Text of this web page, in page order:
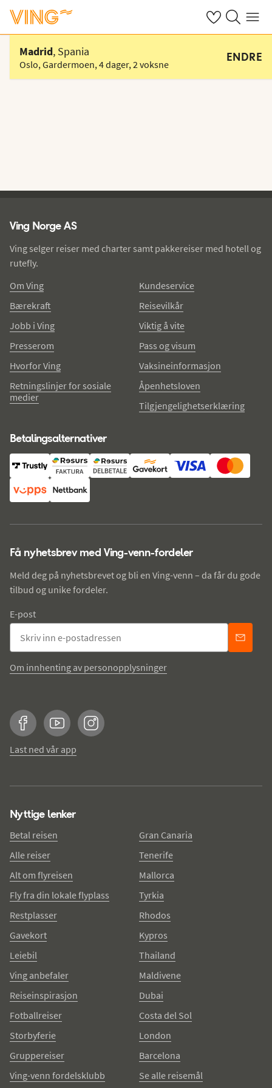
Se dine sparte
Søk påMeny
Velg hotell
Madrid, Spania
Oslo, Gardermoen,4 dager,2 voksne
ENDRE
Ving Norge AS
Ving selger reiser med charter samt pakkereiser med hotell og
rutefly.
Om Ving
Bærekraft
Jobb i Ving
Presserom
Hvorfor Ving
Retningslinjer for sosiale
medier
Kundeservice
Reisevilkår
Viktig å vite
Pass og visum
Vaksineinformasjon
Åpenhetsloven
Tilgjengelighetserklæring
Betalingsalternativer
Få nyhetsbrev med Ving-venn-fordeler
Meld deg på nyhetsbrevet og bli en Ving-venn – da får du gode
tilbud og unike fordeler.
E-post
Om innhenting av personopplysninger
FacebookYouTubeInstagram
Last ned vår app
Nyttige lenker
Betal reisen
Alle reiser
Alt om flyreisen
Fly fra din lokale flyplass
Restplasser
Gavekort
Leiebil
Ving anbefaler
Reiseinspirasjon
Fotballreiser
Storbyferie
Gruppereiser
Ving-venn fordelsklubb
Gran Canaria
Tenerife
Mallorca
Tyrkia
Rhodos
Kypros
Thailand
Maldivene
Dubai
Costa del Sol
London
Barcelona
Se alle reisemål